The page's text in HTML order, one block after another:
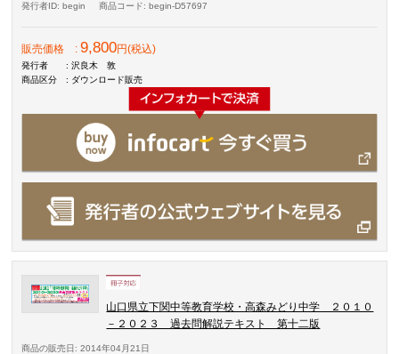
発行者ID: begin 商品コード: begin-D57697
販売価格 :9,800円(税込)
発行者
: 沢良木 敦
商品区分
: ダウンロード販売
山口県立下関中等教育学校・高森みどり中学 ２０１０
－２０２３ 過去問解説テキスト 第十二版
商品の販売日 : 2014年04月21日